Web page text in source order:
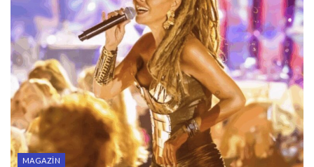
MAGAZIN